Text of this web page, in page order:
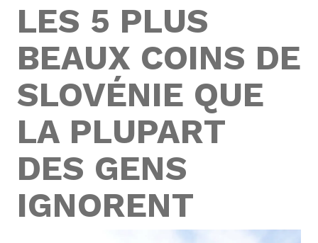
LES 5 PLUS
BEAUX COINS DE
SLOVÉNIE QUE
LA PLUPART
DES GENS
IGNORENT